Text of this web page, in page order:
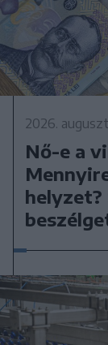
2026.
Nő-e a
helyzet?